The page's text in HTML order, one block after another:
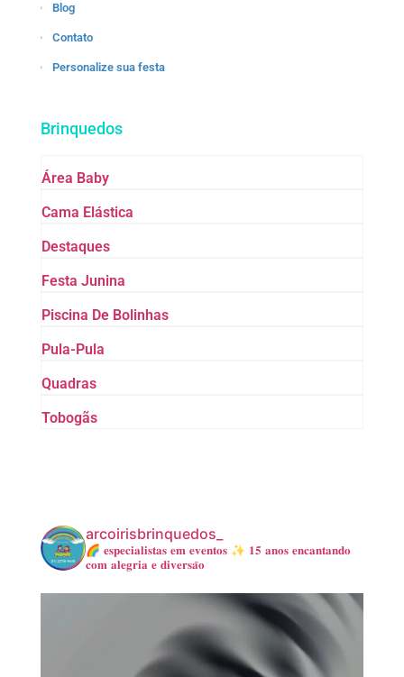
Blog
Contato
Personalize sua festa
Brinquedos
Área Baby
Cama Elástica
Destaques
Festa Junina
Piscina De Bolinhas
Pula-Pula
Quadras
Tobogãs
arcoirisbrinquedos_
🌈 𝐞𝐬𝐩𝐞𝐜𝐢𝐚𝐥𝐢𝐬𝐭𝐚𝐬 𝐞𝐦 𝐞𝐯𝐞𝐧𝐭𝐨𝐬 ✨ 𝟏𝟓 𝐚𝐧𝐨𝐬 𝐞𝐧𝐜𝐚𝐧𝐭𝐚𝐧𝐝𝐨
𝐜𝐨𝐦 𝐚𝐥𝐞𝐠𝐫𝐢𝐚 𝐞 𝐝𝐢𝐯𝐞𝐫𝐬𝐚̃𝐨